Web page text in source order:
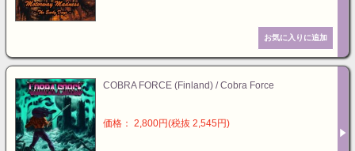
COBRA FORCE (Finland) / Cobra Force
価格： 2,800円(税抜 2,545円)